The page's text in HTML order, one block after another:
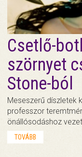
Csetlő-
szörnyet
Stone-ból
Meseszerű díszletek
professzor
önállósodáshoz
TOVÁBB